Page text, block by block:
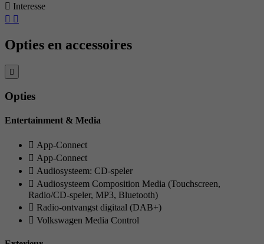
Interesse
Opties en accessoires
Opties
Entertainment & Media
App-Connect
App-Connect
Audiosysteem: CD-speler
Audiosysteem Composition Media (Touchscreen,
Radio/CD-speler, MP3, Bluetooth)
Radio-ontvangst digitaal (DAB+)
Volkswagen Media Control